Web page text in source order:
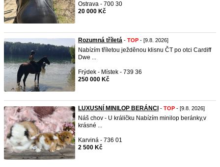
Ostrava - 700 30
20 000 Kč
Rozumná tříletá - TOP - [9.8. 2026]
Nabízím tříletou ježděnou klisnu ČT po otci Cardiff
Dwe ...
Frýdek - Místek - 739 36
250 000 Kč
LUXUSNÍ MINILOP BERÁNCI - TOP - [9.8. 2026]
Náš chov - U králičku Nabízím minilop beránky,v
krásné ...
Karviná - 736 01
2 500 Kč